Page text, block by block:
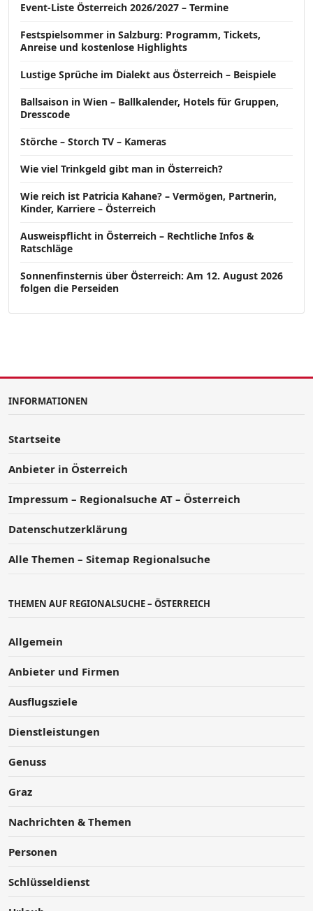
Event-Liste Österreich 2026/2027 – Termine
Festspielsommer in Salzburg: Programm, Tickets,
Anreise und kostenlose Highlights
Lustige Sprüche im Dialekt aus Österreich – Beispiele
Ballsaison in Wien – Ballkalender, Hotels für Gruppen,
Dresscode
Störche – Storch TV – Kameras
Wie viel Trinkgeld gibt man in Österreich?
Wie reich ist Patricia Kahane? – Vermögen, Partnerin,
Kinder, Karriere – Österreich
Ausweispflicht in Österreich – Rechtliche Infos &
Ratschläge
Sonnenfinsternis über Österreich: Am 12. August 2026
folgen die Perseiden
INFORMATIONEN
Startseite
Anbieter in Österreich
Impressum – Regionalsuche AT – Österreich
Datenschutzerklärung
Alle Themen – Sitemap Regionalsuche
THEMEN AUF REGIONALSUCHE – ÖSTERREICH
Allgemein
Anbieter und Firmen
Ausflugsziele
Dienstleistungen
Genuss
Graz
Nachrichten & Themen
Personen
Schlüsseldienst